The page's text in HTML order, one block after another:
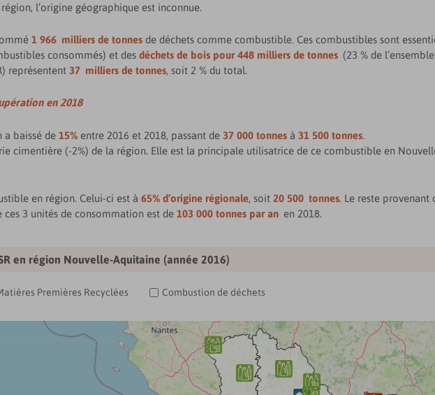
l’origine géographique est inconnue.
1 966 milliers de tonnes de déchets comme combustible. Ces combustibles sont
consommés) et des déchets de bois pour 448 milliers de tonnes (23 % de
représentent 37 milliers de tonnes, soit 2 % du total.
en 2018
a baissé de 15% entre 2016 et 2018, passant de 37 000 tonnes à 31 500 tonnes.
cimentière (-2%) de la région. Elle est la principale utilisatrice de ce combustible en
en région. Celui-ci est à 65% d’origine régionale, soit 20 500 tonnes. Le reste provenant
3 unités de consommation est de 103 000 tonnes par an en 2018.
en région Nouvelle-Aquitaine (année 2016)
Premières Recyclées
Combustion de déchets



